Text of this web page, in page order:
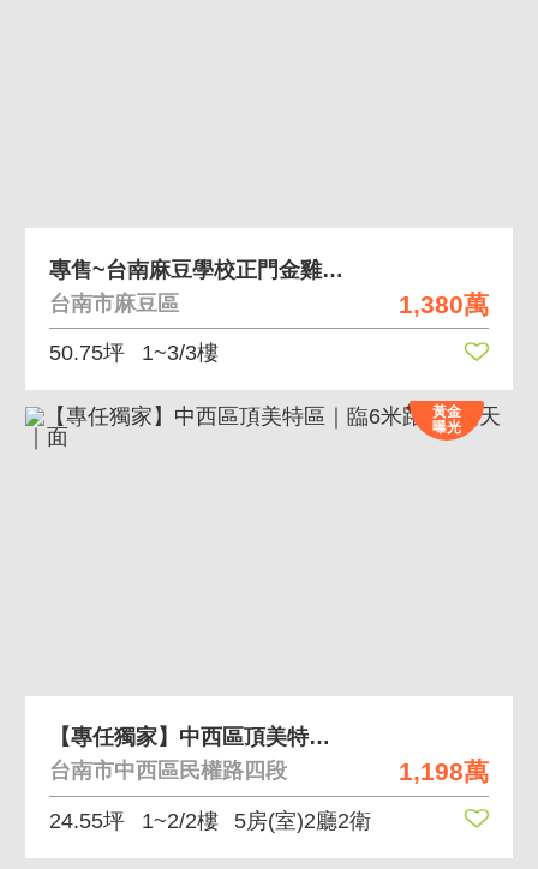
1,380萬
專售~台南麻豆學校正門金雞母店面
台南市麻豆區
50.75坪 1~3/3樓
黃金
曝光
1,198萬
【專任獨家】中西區頂美特區｜臨6米路5房透天｜面
台南市中西區民權路四段
24.55坪 1~2/2樓 5房(室)2廳2衛